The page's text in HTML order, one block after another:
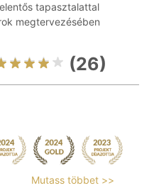
tapasztalattal
megtervezésében
(26)
Mutass többet >>